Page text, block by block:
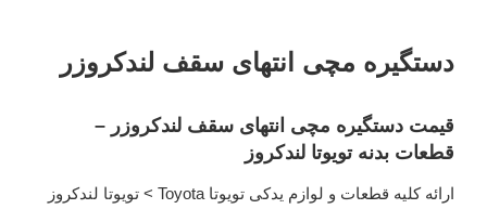
دستگیره مچی انتهای سقف لندکروزر
قیمت دستگیره مچی انتهای سقف لندکروزر –
قطعات بدنه تویوتا لندکروز
ارائه کلیه قطعات و لوازم یدکی تویوتا Toyota > تویوتا لندکروز